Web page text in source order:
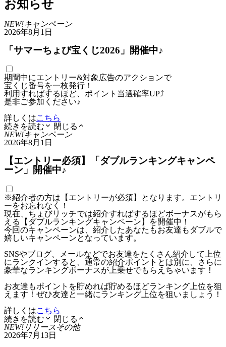
お知らせ
NEW!キャンペーン
2026年8月1日
「サマーちょび宝くじ2026」開催中♪
期間中にエントリー&対象広告のアクションで
宝くじ番号を一枚発行！
利用すればするほど、ポイント当選確率UP⤴
是非ご参加ください♪
詳しくはこちら
続きを読む
閉じる
NEW!キャンペーン
2026年8月1日
【エントリー必須】「ダブルランキングキャンペ
ーン」開催中♪
※紹介者の方は【エントリーが必須】となります。エントリ
ーをお忘れなく！
現在、ちょびリッチでは紹介すればするほどボーナスがもら
える【ダブルランキングキャンペーン】を開催中！
今回のキャンペーンは、紹介したあなたもお友達もダブルで
嬉しいキャンペーンとなっています。
SNSやブログ、メールなどでお友達をたくさん紹介して上位
にランクインすると、通常の紹介ポイントとは別に、さらに
豪華なランキングボーナスが上乗せでもらえちゃいます！
お友達もポイントを貯めれば貯めるほどランキング上位を狙
えます！ぜひ友達と一緒にランキング上位を狙いましょう！
詳しくはこちら
続きを読む
閉じる
NEW! リリースその他
2026年7月13日